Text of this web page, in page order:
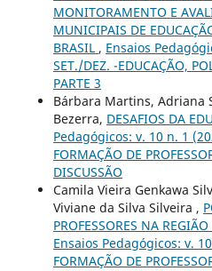
MONITORAMENTO E
MUNICIPAIS DE
BRASIL , Ensaios
SET./DEZ. -EDUCAÇÃO,
PARTE 3
Bárbara Martins, Adriana
Bezerra, DESAFIOS DA
Pedagógicos: v. 10 n. 1
FORMAÇÃO DE
DISCUSSÃO
Camila Vieira Genkawa
Viviane da Silva Silveira ,
PROFESSORES NA
Ensaios Pedagógicos: v.
FORMAÇÃO DE